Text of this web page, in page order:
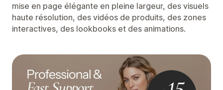
mise en page élégante en pleine largeur, des visuels
haute résolution, des vidéos de produits, des zones
interactives, des lookbooks et des animations.